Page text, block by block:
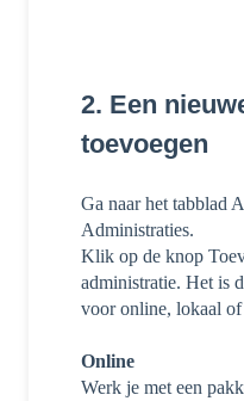
2. Een
toevoegen
Ga naar het tabblad
Administraties.
Klik op de knop
administratie. Het is
voor online, lokaal
Online
Werk je met een